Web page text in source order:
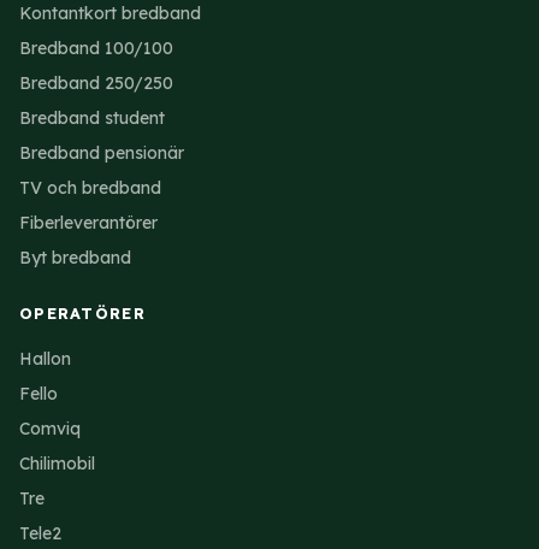
Kontantkort bredband
Bredband 100/100
Bredband 250/250
Bredband student
Bredband pensionär
TV och bredband
Fiberleverantörer
Byt bredband
OPERATÖRER
Hallon
Fello
Comviq
Chilimobil
Tre
Tele2